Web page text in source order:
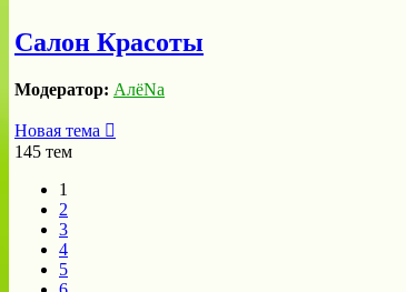
Салон Красоты
Модератор: АлёNа
Новая тема
145 тем
1
2
3
4
5